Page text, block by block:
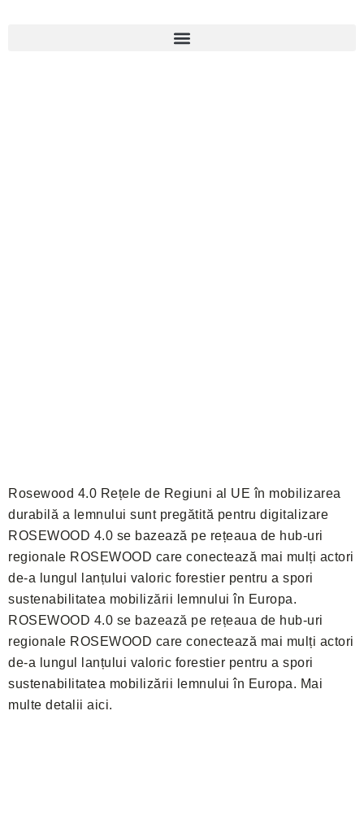
Rosewood 4.0 Rețele de Regiuni al UE în mobilizarea
durabilă a lemnului sunt pregătită pentru digitalizare
ROSEWOOD 4.0 se bazează pe rețeaua de hub-uri
regionale ROSEWOOD care conectează mai mulți actori
de-a lungul lanțului valoric forestier pentru a spori
sustenabilitatea mobilizării lemnului în Europa.
ROSEWOOD 4.0 se bazează pe rețeaua de hub-uri
regionale ROSEWOOD care conectează mai mulți actori
de-a lungul lanțului valoric forestier pentru a spori
sustenabilitatea mobilizării lemnului în Europa. Mai
multe detalii aici.